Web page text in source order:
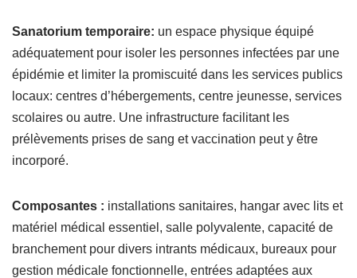
Sanatorium temporaire: un espace physique équipé
adéquatement pour isoler les personnes infectées par une
épidémie et limiter la promiscuité dans les services publics
locaux: centres d’hébergements, centre jeunesse, services
scolaires ou autre. Une infrastructure facilitant les
prélèvements prises de sang et vaccination peut y être
incorporé.
Composantes : installations sanitaires, hangar avec lits et
matériel médical essentiel, salle polyvalente, capacité de
branchement pour divers intrants médicaux, bureaux pour
gestion médicale fonctionnelle, entrées adaptées aux